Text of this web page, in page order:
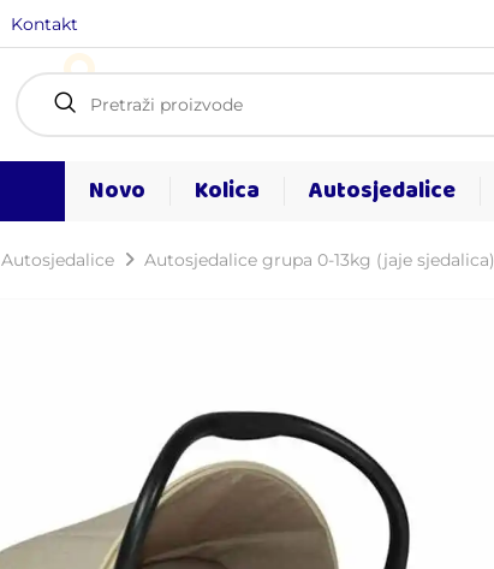
Kontakt
Novo Kolica Autosjedalice
Autosjedalice Autosjedalice grupa 0-13kg (jaje sjedalica)